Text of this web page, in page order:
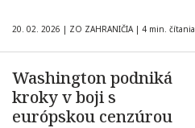
20. 02. 2026 | ZO ZAHRANIČIA | 4 min. čítania
Washington podniká
kroky v boji s
európskou cenzúrou